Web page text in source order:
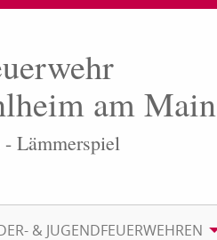
am Main
Lämmerspiel
& JUGENDFEUERWEHREN